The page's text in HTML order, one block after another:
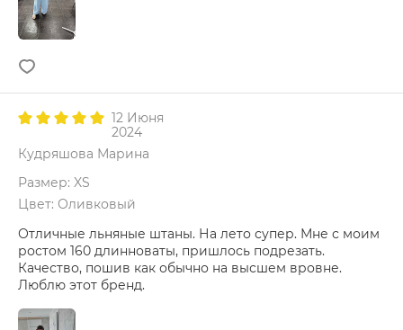
12 Июня
2024
Кудряшова Марина
Размер: XS
Цвет: Оливковый
Отличные льняные штаны. На лето супер. Мне с моим
ростом 160 длинноваты, пришлось подрезать.
Качество, пошив как обычно на высшем вровне.
Люблю этот бренд.